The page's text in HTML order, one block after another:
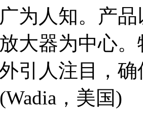
为人知。产
大器为中心
引人注目，
，美国)